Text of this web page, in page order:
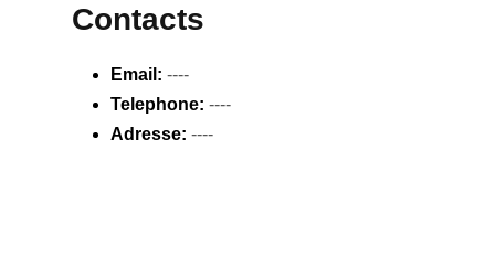
Contacts
Email: ----
Telephone: ----
Adresse: ----